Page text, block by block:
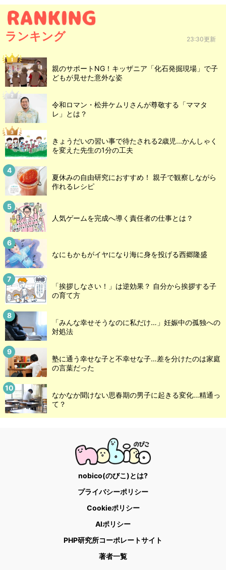
ランキング 23:30更新
親のサポートNG！キッザニア「化石発掘現場」で子
どもが見せた意外な姿
令和ロマン・松井ケムリさんが尊敬する「ママタ
レ」とは？
きょうだいの習い事で待たされる2歳児...かんしゃく
を変えた先生の1分の工夫
夏休みの自由研究におすすめ！ 親子で観察しながら
作れるレシピ
人気ゲームを完成へ導く責任者の仕事とは？
なにもかもがイヤになり海に身を投げる西郷隆盛
「挨拶しなさい！」は逆効果？ 自分から挨拶する子
の育て方
「みんな幸せそうなのに私だけ…」妊娠中の孤独への
対処法
塾に通う幸せな子と不幸せな子…差を分けたのは家庭
の言葉だった
なかなか聞けない思春期の男子に起きる変化…精通っ
て？
nobico(のびこ)とは?
プライバシーポリシー
Cookieポリシー
AIポリシー
PHP研究所コーポレートサイト
著者一覧